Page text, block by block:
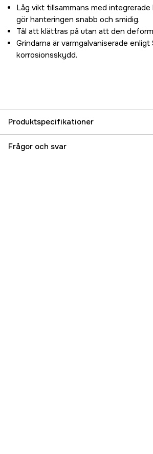
Låg vikt tillsammans med integrerade
gör hanteringen snabb och smidig.
Tål att klättras på utan att den
Grindarna är varmgalvaniserade enligt
korrosionsskydd.
Produktspecifikationer
Djurtyp
Frågor och svar